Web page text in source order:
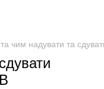
чим надувати та